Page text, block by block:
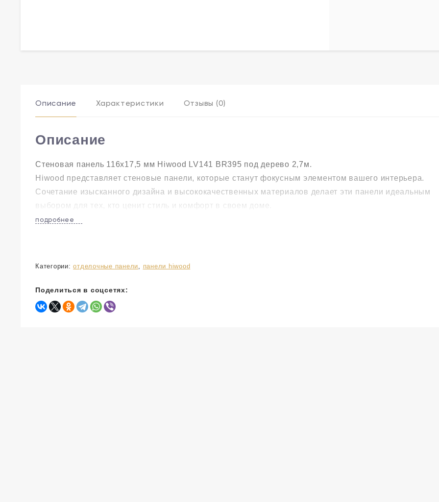
Описание Характеристики Отзывы (0)
Описание
Стеновая панель 116х17,5 мм Hiwood LV141 BR395 под дерево 2,7м.
Hiwood представляет стеновые панели, которые станут фокусным элементом вашего интерьера.
Сочетание изысканного дизайна и высококачественных материалов делает эти панели идеальным
выбором для тех, кто ценит стиль и комфорт в своем доме.
подробнее
Категории:отделочные панели, панели hiwood
Поделиться в соцсетях: